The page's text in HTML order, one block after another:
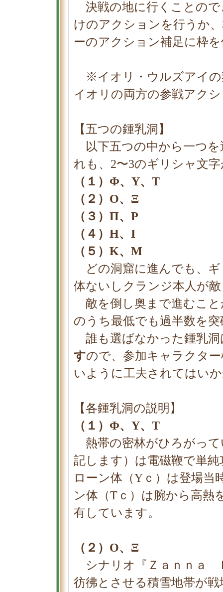
決戦の地に行くことの
けのアクションを行うか
ーのアクション補足に枠
※イオリ・ウルズアイの
イオリの両方の参戦アク
【五つの鍾乳洞】
以下五つの中から一つを
れも、2〜3のギリシャ文
（１）Φ、Υ、Τ
（２）Ο、Ξ
（３）Π、Ρ
（４）Η、Ι
（５）Κ、Μ
どの洞窟に進んでも、
体ないしクランジ本人が
敵を倒し奥まで進むこと
のうち最低でも過半数を
誰も選ばなかった鍾乳洞
すので、参加キャラクタ
いように工夫されてはい
【各鍾乳洞の説明】
（１）Φ、Υ、Τ
熱帯の密林がひろがっ
記します）は電磁鞭で単
ローン体（Υｃ）は登場当
ン体（Τｃ）は腕から高熱
有しています。
（２）Ο、Ξ
シナリオ『Ｚａｎｎａ
彷彿とさせる積雪地帯が